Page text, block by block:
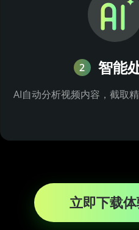
2 智能
AI自动分析视频内容，截取
立即下载